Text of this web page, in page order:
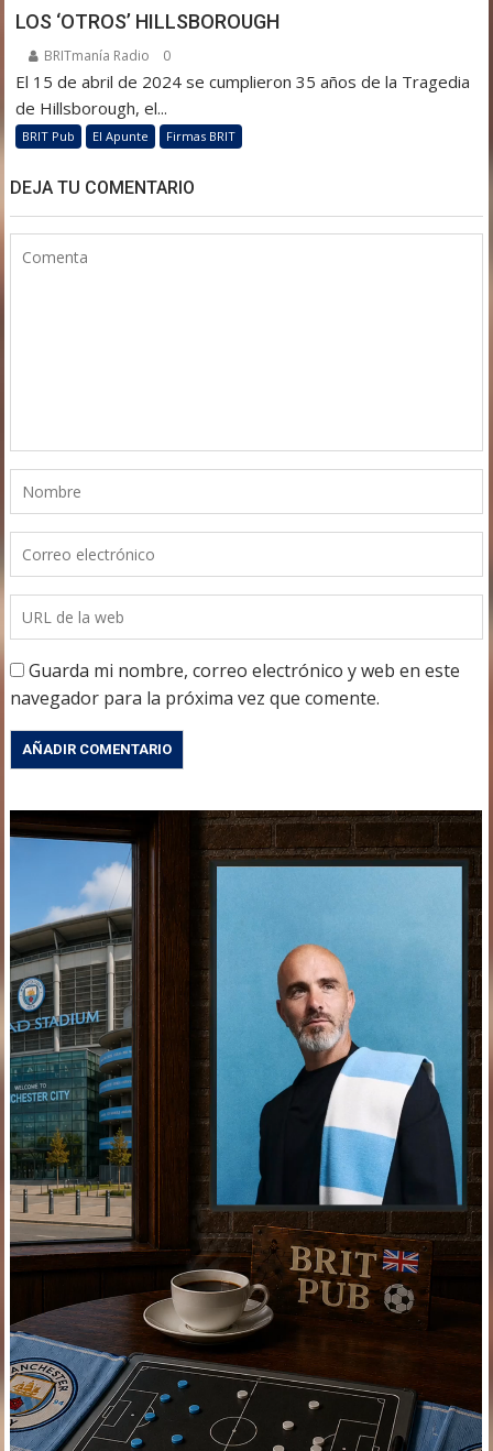
LOS ‘OTROS’ HILLSBOROUGH
BRITmanía Radio 0
El 15 de abril de 2024 se cumplieron 35 años de la Tragedia
de Hillsborough, el...
BRIT Pub El Apunte Firmas BRIT
DEJA TU COMENTARIO
Guarda mi nombre, correo electrónico y web en este
navegador para la próxima vez que comente.